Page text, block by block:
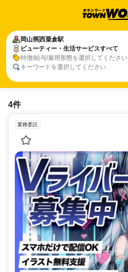
岡山県西粟倉駅
ビューティー・生活サービスすべて
特徴/給与/雇用形態を選択してください
キーワードを選択してください
4件
業務委託